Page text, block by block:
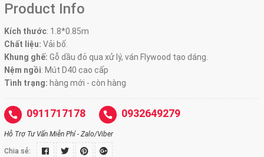
Product Info
Kích thước: 1.8*0.85m
Chất liệu: Vải bố.
Khung ghế: Gỗ dầu đỏ qua xử lý, ván Flywood tạo dáng.
Nệm ngồi: Mút D40 cao cấp
Tình trạng: hàng mới - còn hàng
0911717178 0932649279
Hỗ Trợ Tư Vấn Miễn Phí - Zalo/Viber
Chia sẻ: